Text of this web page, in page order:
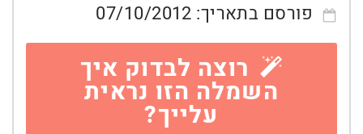
פורסם בתאריך: 07/10/2012
רוצה לבדוק איך
השמלה הזו נראית
עלייך?